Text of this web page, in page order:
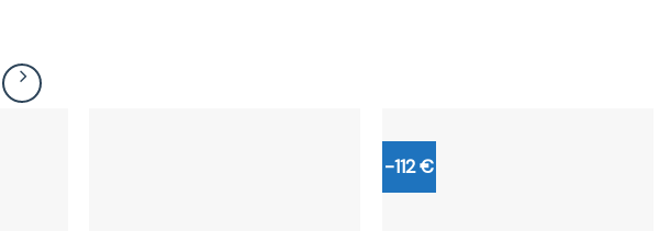
-112 €